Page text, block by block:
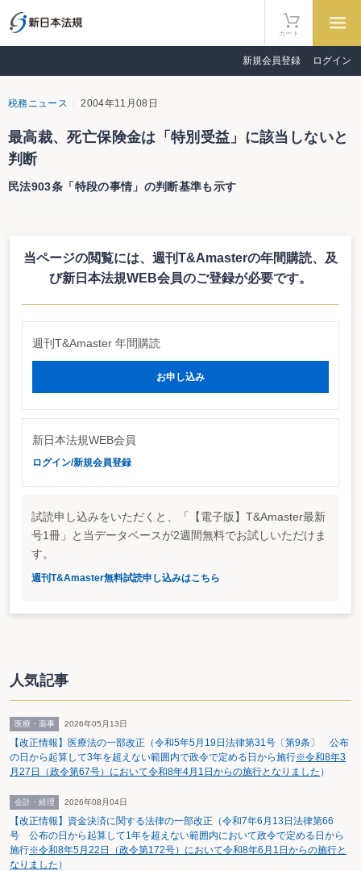
カート
新規会員登録 ログイン
税務ニュース 2004年11月08日
最高裁、死亡保険金は「特別受益」に該当しないと
判断
民法903条「特段の事情」の判断基準も示す
項の「特別受益」に該当するか否かが争われた家事審判の許可抗告事件に対
し、抗告人（被相続人の長女）らの請求を棄却する決定をした（平成16年
（許）第11号、下記リンク参照）。
であって、相続財産に属するものではない」などとした上で、「その他の共同
ない」と判断、抗告人らの請求を棄却する決定をした。また、「特段の事情の
有無」の判断基準について、「保険金の額、この額の遺産の総額に対する比率
のほか、同居の有無、被相続人の介護等に対する貢献の度合いなど」と例示
OpenDocument
当ページの閲覧には、週刊T&Amasterの年間購読、 及
び新日本法規WEB会員のご登録が必要です。
週刊T&Amaster 年間購読
お申し込み
新日本法規WEB会員
ログイン/新規会員登録
試読申し込みをいただくと、「【電子版】T&Amaster最新
号1冊」と当データベースが2週間無料でお試しいただけま
す。
週刊T&Amaster無料試読申し込みはこちら
人気記事
医療・薬事 2026年05月13日
【改正情報】医療法の一部改正（令和5年5月19日法律第31号〔第9条〕 公布
の日から起算して3年を超えない範囲内で政令で定める日から施行※令和8年3
月27日（政令第67号）において令和8年4月1日からの施行となりました ）
会計・経理 2026年08月04日
【改正情報】資金決済に関する法律の一部改正（令和7年6月13日法律第66
号 公布の日から起算して1年を超えない範囲内において政令で定める日から
施行※令和8年5月22日（政令第172号）において令和8年6月1日からの施行と
なりました ）